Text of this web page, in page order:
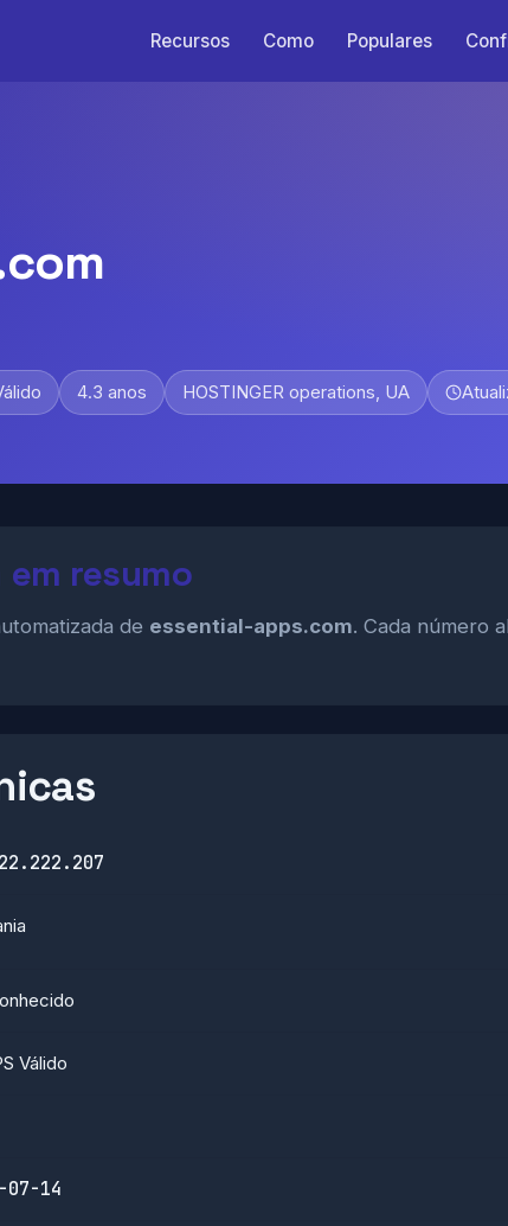
Recursos Como Populares
4.3 anos HOSTINGER operations, UA
resumo
de essential-apps.com. Cada número
Válido
07-14